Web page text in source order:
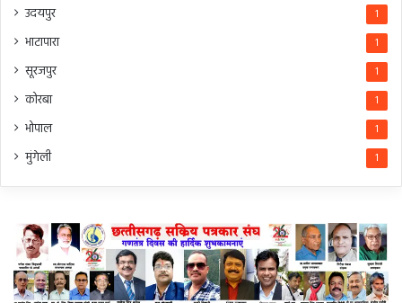
उदयपुर 1
भाटापारा 1
सूरजपुर 1
कोरबा 1
भोपाल 1
मुंगेली 1